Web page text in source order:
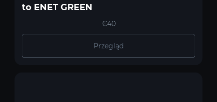
to ENET GREEN
€40
Przegląd